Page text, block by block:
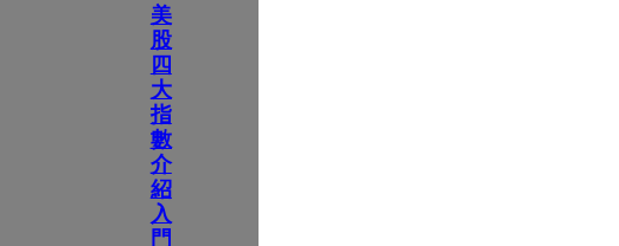
美
股
四
大
指
數
介
紹
入
門